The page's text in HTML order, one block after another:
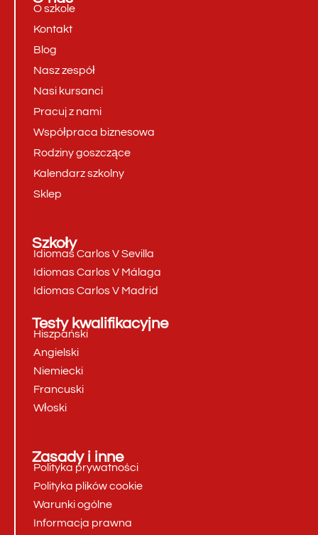
O szkole
Kontakt
Blog
Nasz zespół
Nasi kursanci
Pracuj z nami
Współpraca biznesowa
Rodziny goszczące
Kalendarz szkolny
Sklep
Szkoły
Idiomas Carlos V Sevilla
Idiomas Carlos V Málaga
Idiomas Carlos V Madrid
Testy kwalifikacyjne
Hiszpański
Angielski
Niemiecki
Francuski
Włoski
Zasady i inne
Polityka prywatności
Polityka plików cookie
Warunki ogólne
Informacja prawna